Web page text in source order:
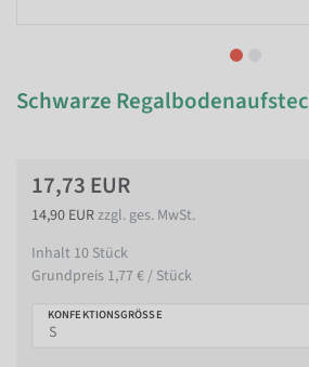
Schwarze
17,73 EUR
14,90 EURzzgl. ges. MwSt.
Inhalt 10 Stück
Grundpreis 1,77 € / Stück
KONFEKTIONSGRÖSSE